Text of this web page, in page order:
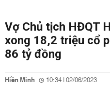
Vợ Chủ tịch HĐQT
xong 18,2 triệu cổ
86 tỷ đồng
Hiền Minh 10:34 | 02/06/2023